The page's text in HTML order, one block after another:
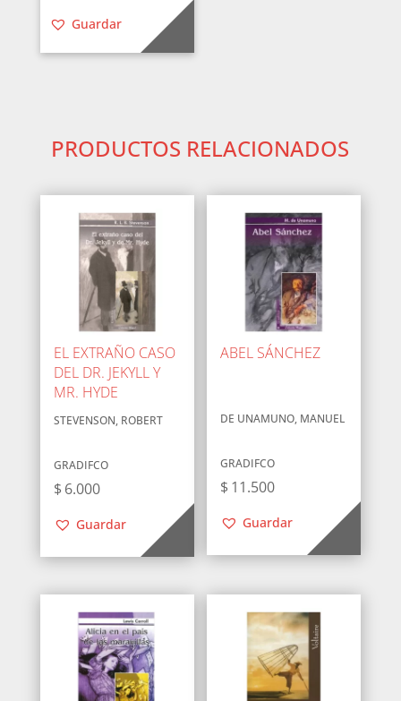
Guardar
PRODUCTOS RELACIONADOS
EL EXTRAÑO CASO
DEL DR. JEKYLL Y
MR. HYDE
STEVENSON, ROBERT
GRADIFCO
$ 6.000
Guardar
ABEL SÁNCHEZ
DE UNAMUNO, MANUEL
GRADIFCO
$ 11.500
Guardar